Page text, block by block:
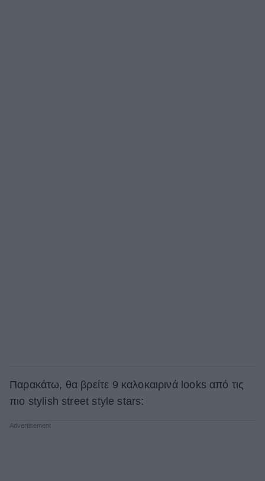
Παρακάτω, θα βρείτε 9 καλοκαιρινά looks από τις
πιο stylish street style stars: